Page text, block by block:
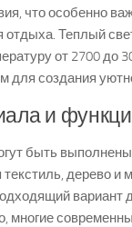
что особенно
отдыха. Теплый
от 2700 до
для создания
и
быть
дерево и
вариант
многие